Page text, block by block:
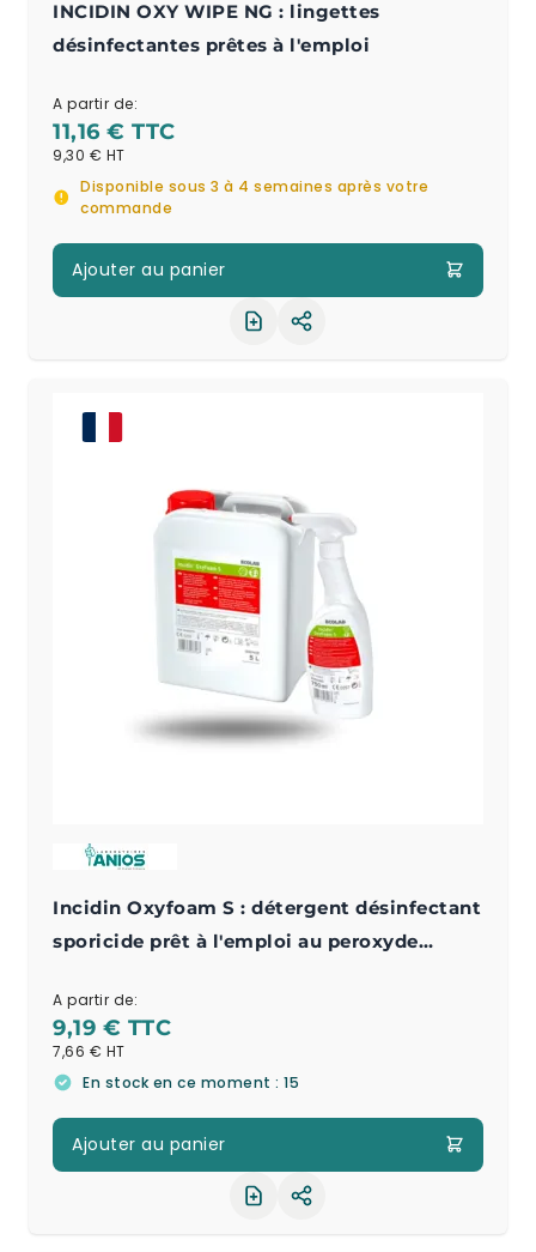
INCIDIN OXY WIPE NG : lingettes
désinfectantes prêtes à l'emploi
A partir de:
11,16 €
9,30 €
Disponible sous 3 à 4 semaines après votre
commande
Ajouter au panier
Partager le produit
Incidin Oxyfoam S : détergent désinfectant
sporicide prêt à l'emploi au peroxyde
A partir de:
9,19 €
7,66 €
En stock en ce moment : 15
Ajouter au panier
Partager le produit